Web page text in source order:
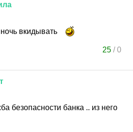
вкидывать
25 /0
безопасности банка .. из него